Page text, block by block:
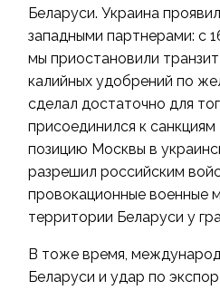
Беларуси. Украина
западными партнерами: с
мы приостановили
калийных удобрений по
сделал достаточно для
присоединился к
позицию Москвы в
разрешил российским
провокационные военные
территории Беларуси у
В тоже время,
Беларуси и удар по